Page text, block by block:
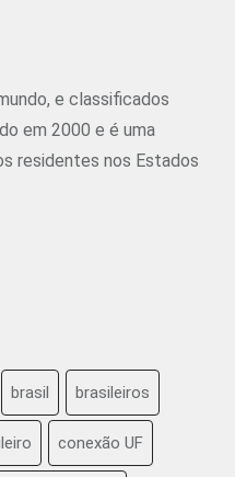
e classificados
em 2000 e é uma
residentes nos Estados
brasil brasileiros
conexão UF